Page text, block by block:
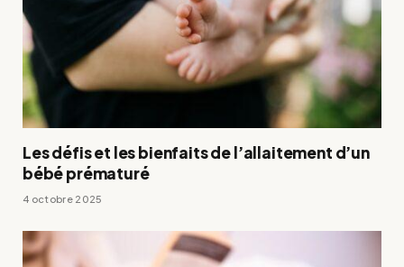
Les défis et les bienfaits de l’allaitement d’un
bébé prématuré
4 octobre 2025